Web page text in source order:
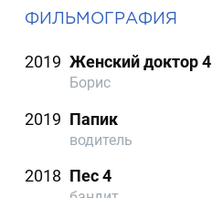
ФИЛЬМОГРАФИЯ
2019 Женский доктор 4
Борис
2019 Папик
водитель
2018 Пес 4